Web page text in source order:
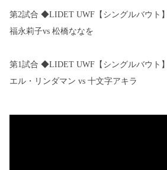
第2試合 ◆LIDET UWF【シングルバウト
福永莉子vs 松橋ななを
第1試合 ◆LIDET UWF【シングルバウト
エル・リンダマン vs 十文字アキラ